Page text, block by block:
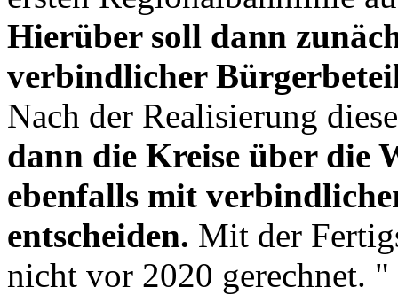
Hierüber soll dann
verbindlicher
Nach der Realisierung
dann die Kreise über die
ebenfalls mit
entscheiden. Mit der
nicht vor 2020 gerechnet. "